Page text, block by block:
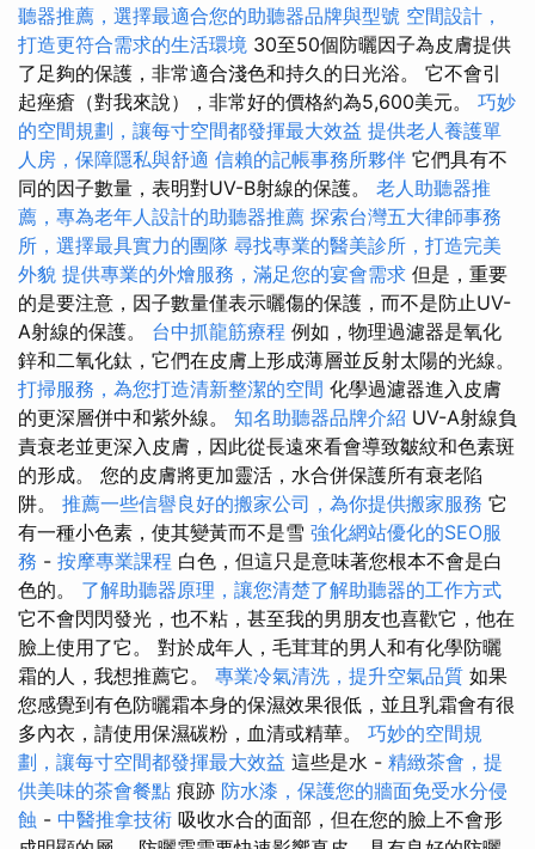
聽器推薦，選擇最適合您的助聽器品牌與型號 空間設計，
打造更符合需求的生活環境 30至50個防曬因子為皮膚提供
了足夠的保護，非常適合淺色和持久的日光浴。 它不會引
起痤瘡（對我來說），非常好的價格約為5,600美元。 巧妙
的空間規劃，讓每寸空間都發揮最大效益 提供老人養護單
人房，保障隱私與舒適 信賴的記帳事務所夥伴 它們具有不
同的因子數量，表明對UV-B射線的保護。 老人助聽器推
薦，專為老年人設計的助聽器推薦 探索台灣五大律師事務
所，選擇最具實力的團隊 尋找專業的醫美診所，打造完美
外貌 提供專業的外燴服務，滿足您的宴會需求 但是，重要
的是要注意，因子數量僅表示曬傷的保護，而不是防止UV-
A射線的保護。 台中抓龍筋療程 例如，物理過濾器是氧化
鋅和二氧化鈦，它們在皮膚上形成薄層並反射太陽的光線。
打掃服務，為您打造清新整潔的空間 化學過濾器進入皮膚
的更深層併中和紫外線。 知名助聽器品牌介紹 UV-A射線負
責衰老並更深入皮膚，因此從長遠來看會導致皺紋和色素斑
的形成。 您的皮膚將更加靈活，水合併保護所有衰老陷
阱。 推薦一些信譽良好的搬家公司，為你提供搬家服務 它
有一種小色素，使其變黃而不是雪 強化網站優化的SEO服
務 - 按摩專業課程 白色，但這只是意味著您根本不會是白
色的。 了解助聽器原理，讓您清楚了解助聽器的工作方式
它不會閃閃發光，也不粘，甚至我的男朋友也喜歡它，他在
臉上使用了它。 對於成年人，毛茸茸的男人和有化學防曬
霜的人，我想推薦它。 專業冷氣清洗，提升空氣品質 如果
您感覺到有色防曬霜本身的保濕效果很低，並且乳霜會有很
多內衣，請使用保濕碳粉，血清或精華。 巧妙的空間規
劃，讓每寸空間都發揮最大效益 這些是水 - 精緻茶會，提
供美味的茶會餐點 痕跡 防水漆，保護您的牆面免受水分侵
蝕 - 中醫推拿技術 吸收水合的面部，但在您的臉上不會形